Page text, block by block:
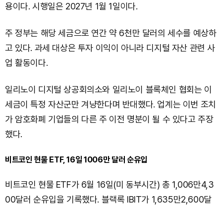
용이다. 시행일은 2027년 1월 1일이다.
주 정부는 해당 세금으로 연간 약 6천만 달러의 세수를 예상하
고 있다. 과세 대상은 투자 이익이 아니라 디지털 자산 관련 사
업 활동이다.
일리노이 디지털 상공회의소와 일리노이 블록체인 협회는 이
세금이 특정 자산군만 겨냥한다며 반대했다. 업계는 이번 조치
가 암호화폐 기업들의 다른 주 이전 명분이 될 수 있다고 주장
했다.
비트코인 현물 ETF, 16일 1006만 달러 순유입
비트코인 현물 ETF가 6월 16일(미 동부시간) 총 1,006만4,3
00달러 순유입을 기록했다. 블랙록 IBIT가 1,635만2,600달